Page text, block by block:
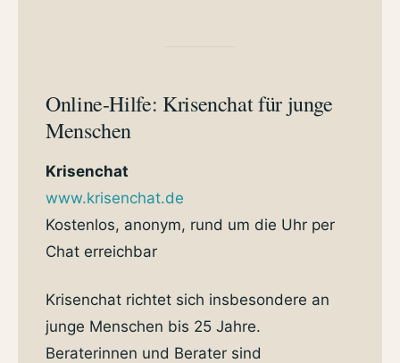
Online-Hilfe: Krisenchat für junge
Menschen
Krisenchat
www.krisenchat.de
Kostenlos, anonym, rund um die Uhr per
Chat erreichbar
Krisenchat richtet sich insbesondere an
junge Menschen bis 25 Jahre.
Beraterinnen und Berater sind